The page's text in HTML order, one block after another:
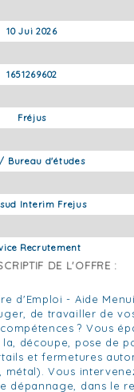
10 Jui 2026
1651269602
Fréjus
/ Bureau d'études
Interim Frejus
Recrutement
DE L'OFFRE :
d'Emploi - Aide
de travailler de
? Vous
la, découpe, pose de
et fermetures
métal). Vous
dépannage, dans le